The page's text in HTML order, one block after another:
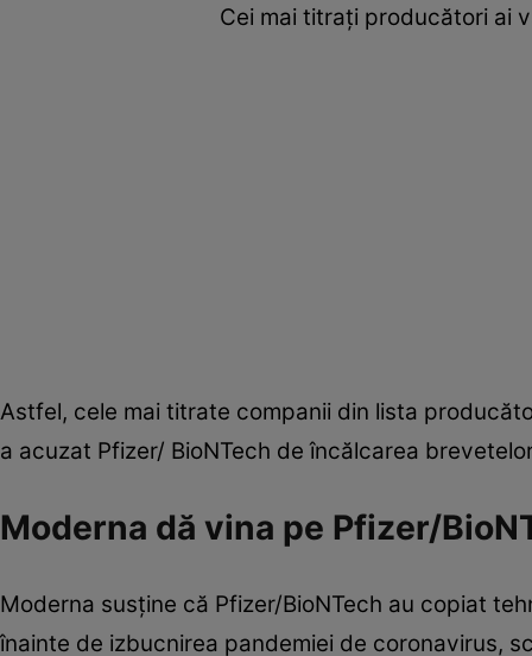
Cei mai titrați producători ai
Astfel, cele mai titrate companii din lista
a acuzat Pfizer/ BioNTech de încălcarea
Moderna dă vina pe Pfizer/
Moderna susţine că Pfizer/BioNTech au copiat
înainte de izbucnirea pandemiei de coronavirus,